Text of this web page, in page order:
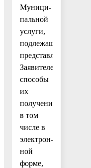
Муници-
пальной
услуги,
подлежащих
представлению
Заявителем,
способы
их
получения,
в том
числе в
электрон-
ной
форме,